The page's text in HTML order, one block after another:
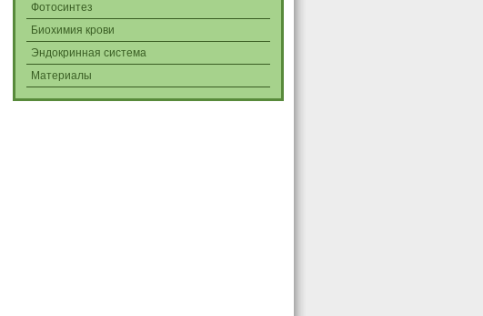
Фотосинтез
Биохимия крови
Эндокринная система
Материалы